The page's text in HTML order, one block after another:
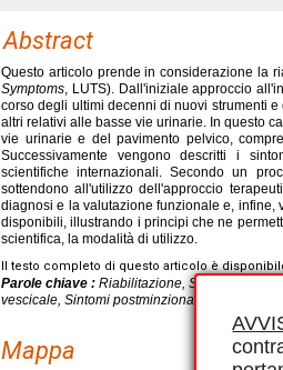
Abstract
Questo articolo prende in considerazione la
Symptoms , LUTS). Dall'iniziale approccio
corso degli ultimi decenni di nuovi strumenti
altri relativi alle basse vie urinarie. In questo
vie urinarie e del pavimento pelvico,
Successivamente vengono descritti i
scientifiche internazionali. Secondo un
sottendono all'utilizzo dell'approccio
diagnosi e la valutazione funzionale e, infine,
disponibili, illustrando i principi che ne
scientifica, la modalità di utilizzo.
Il testo completo di questo articolo è
Parole chiave : Riabilitazione, Sintomi della
vescicale, Sintomi postminzionali, Pavimento
Mappa